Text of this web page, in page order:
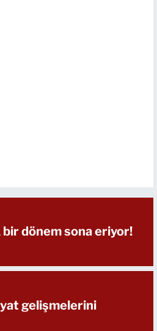
bir dönem sona eriyor!
gelişmelerini